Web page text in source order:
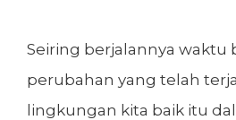
Seiring berjalannya waktu
perubahan yang telah
lingkungan kita baik itu